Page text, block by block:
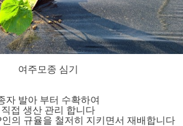
여주모종 심기
자 발아 부터 수확하여
직접 생산 관리 합니다
의 규율을 철저히 지키면서 재배합니다